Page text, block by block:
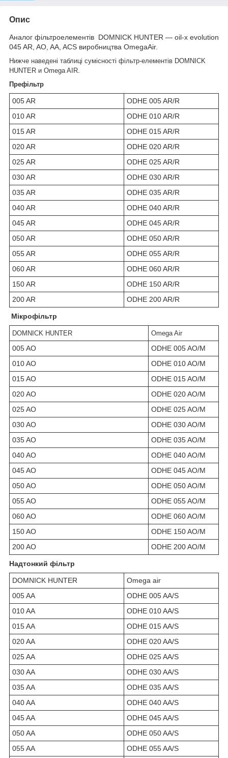
Опис
Аналог фільтроелементів DOMNICK HUNTER — oil-x evolution
045 AR, AO, AA, ACS виробництва OmegaAir.
Нижче наведені таблиці сумісності фільтр-елементів DOMNICK
HUNTER и Omega AIR.
Префільтр
005 AR
ODHE 005 AR/R
010 AR
ODHE 010 AR/R
015 AR
ODHE 015 AR/R
020 AR
ODHE 020 AR/R
025 AR
ODHE 025 AR/R
030 AR
ODHE 030 AR/R
035 AR
ODHE 035 AR/R
040 AR
ODHE 040 AR/R
045 AR
ODHE 045 AR/R
050 AR
ODHE 050 AR/R
055 AR
ODHE 055 AR/R
060 AR
ODHE 060 AR/R
150 AR
ODHE 150 AR/R
200 AR
ODHE 200 AR/R
Мікрофільтр
DOMNICK HUNTER Omega Air
005 AO
ODHE 005 AO/M
010 AO
ODHE 010 AO/M
015 AO
ODHE 015 AO/M
020 AO
ODHE 020 AO/M
025 AO
ODHE 025 AO/M
030 AO
ODHE 030 AO/M
035 AO
ODHE 035 AO/M
040 AO
ODHE 040 AO/M
045 AO
ODHE 045 AO/M
050 AO
ODHE 050 AO/M
055 AO
ODHE 055 AO/M
060 AO
ODHE 060 AO/M
150 AO
ODHE 150 AO/M
200 AO
ODHE 200 AO/M
Надтонкий фільтр
DOMNICK HUNTER
Omega air
005 AA
ODHE 005 AA/S
010 AA
ODHE 010 AA/S
015 AA
ODHE 015 AA/S
020 AA
ODHE 020 AA/S
025 AA
ODHE 025 AA/S
030 AA
ODHE 030 AA/S
035 AA
ODHE 035 AA/S
040 AA
ODHE 040 AA/S
045 AA
ODHE 045 AA/S
050 AA
ODHE 050 AA/S
055 AA
ODHE 055 AA/S